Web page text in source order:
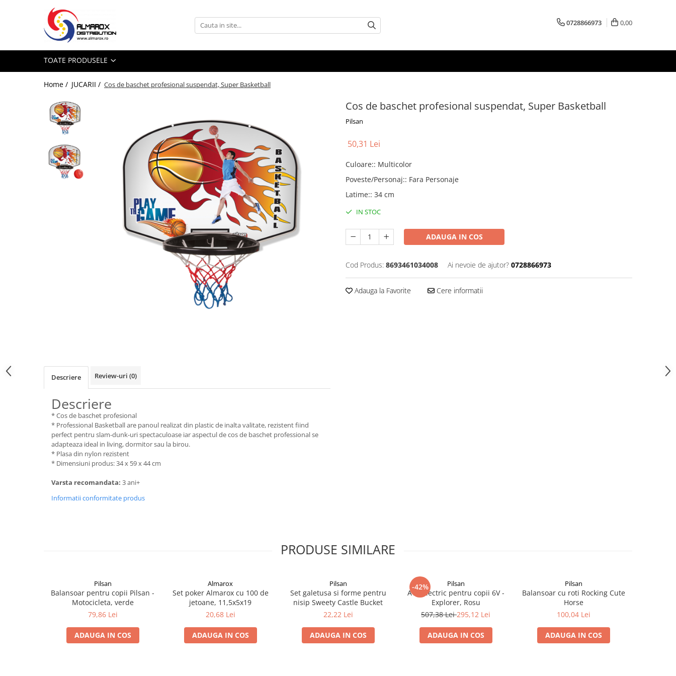
Toate Produsele
Aparat de facut Bulgari
Bob-uri Derdelus
Disc-uri Derdelus
Planse Derdelus
0728866973 0,00
TOATE PRODUSELE
Home / JUCARII / Cos de baschet profesional suspendat, Super Basketball
Cos de baschet profesional suspendat, Super Basketball
Pilsan
50,31 Lei
Culoare:: Multicolor
Poveste/Personaj:: Fara Personaje
Latime:: 34 cm
IN STOC
ADAUGA IN COS
Cod Produs: 8693461034008 Ai nevoie de ajutor? 0728866973
Adauga la Favorite Cere informatii
Descriere Review-uri (0)
Descriere
* Cos de baschet profesional
* Professional Basketball are panoul realizat din plastic de inalta valitate, rezistent fiind
perfect pentru slam-dunk-uri spectaculoase iar aspectul de cos de baschet professional se
adapteaza ideal in living, dormitor sau la birou.
* Plasa din nylon rezistent
* Dimensiuni produs: 34 x 59 x 44 cm
Varsta recomandata: 3 ani+
Informatii conformitate produs
PRODUSE SIMILARE
Pilsan
Balansoar pentru copii Pilsan -
Motocicleta, verde
79,86 Lei
ADAUGA IN COS
Almarox
Set poker Almarox cu 100 de
jetoane, 11,5x5x19
20,68 Lei
ADAUGA IN COS
Pilsan
Set galetusa si forme pentru
nisip Sweety Castle Bucket
22,22 Lei
ADAUGA IN COS
-42% Pilsan
ATV electric pentru copii 6V -
Explorer, Rosu
507,38 Lei295,12 Lei
ADAUGA IN COS
Pilsan
Balansoar cu roti Rocking Cute
Horse
100,04 Lei
ADAUGA IN COS